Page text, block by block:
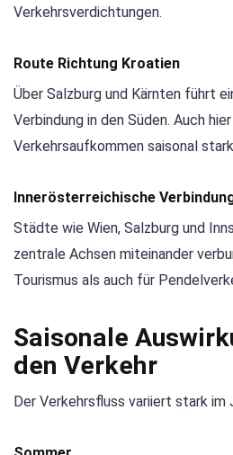
Verkehrsverdichtungen.
Route Richtung Kroatien
Über Salzburg und Kärnten führt
Verbindung in den Süden. Auch
Verkehrsaufkommen saisonal
Innerösterreichische
Städte wie Wien, Salzburg und
zentrale Achsen miteinander
Tourismus als auch für
Saisonale
den Verkehr
Der Verkehrsfluss variiert stark im